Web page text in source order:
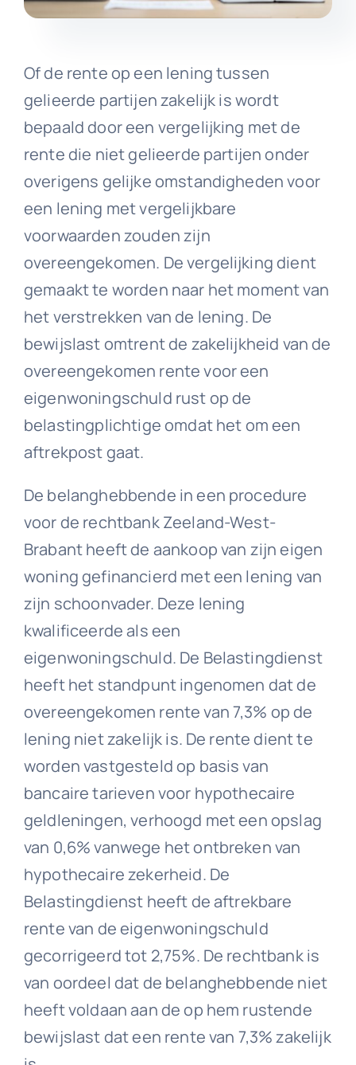
Of de rente op een lening tussen
gelieerde partijen zakelijk is wordt
bepaald door een vergelijking met de
rente die niet gelieerde partijen onder
overigens gelijke omstandigheden voor
een lening met vergelijkbare
voorwaarden zouden zijn
overeengekomen. De vergelijking dient
gemaakt te worden naar het moment van
het verstrekken van de lening. De
bewijslast omtrent de zakelijkheid van de
overeengekomen rente voor een
eigenwoningschuld rust op de
belastingplichtige omdat het om een
aftrekpost gaat.
De belanghebbende in een procedure
voor de rechtbank Zeeland-West-
Brabant heeft de aankoop van zijn eigen
woning gefinancierd met een lening van
zijn schoonvader. Deze lening
kwalificeerde als een
eigenwoningschuld. De Belastingdienst
heeft het standpunt ingenomen dat de
overeengekomen rente van 7,3% op de
lening niet zakelijk is. De rente dient te
worden vastgesteld op basis van
bancaire tarieven voor hypothecaire
geldleningen, verhoogd met een opslag
van 0,6% vanwege het ontbreken van
hypothecaire zekerheid. De
Belastingdienst heeft de aftrekbare
rente van de eigenwoningschuld
gecorrigeerd tot 2,75%. De rechtbank is
van oordeel dat de belanghebbende niet
heeft voldaan aan de op hem rustende
bewijslast dat een rente van 7,3% zakelijk